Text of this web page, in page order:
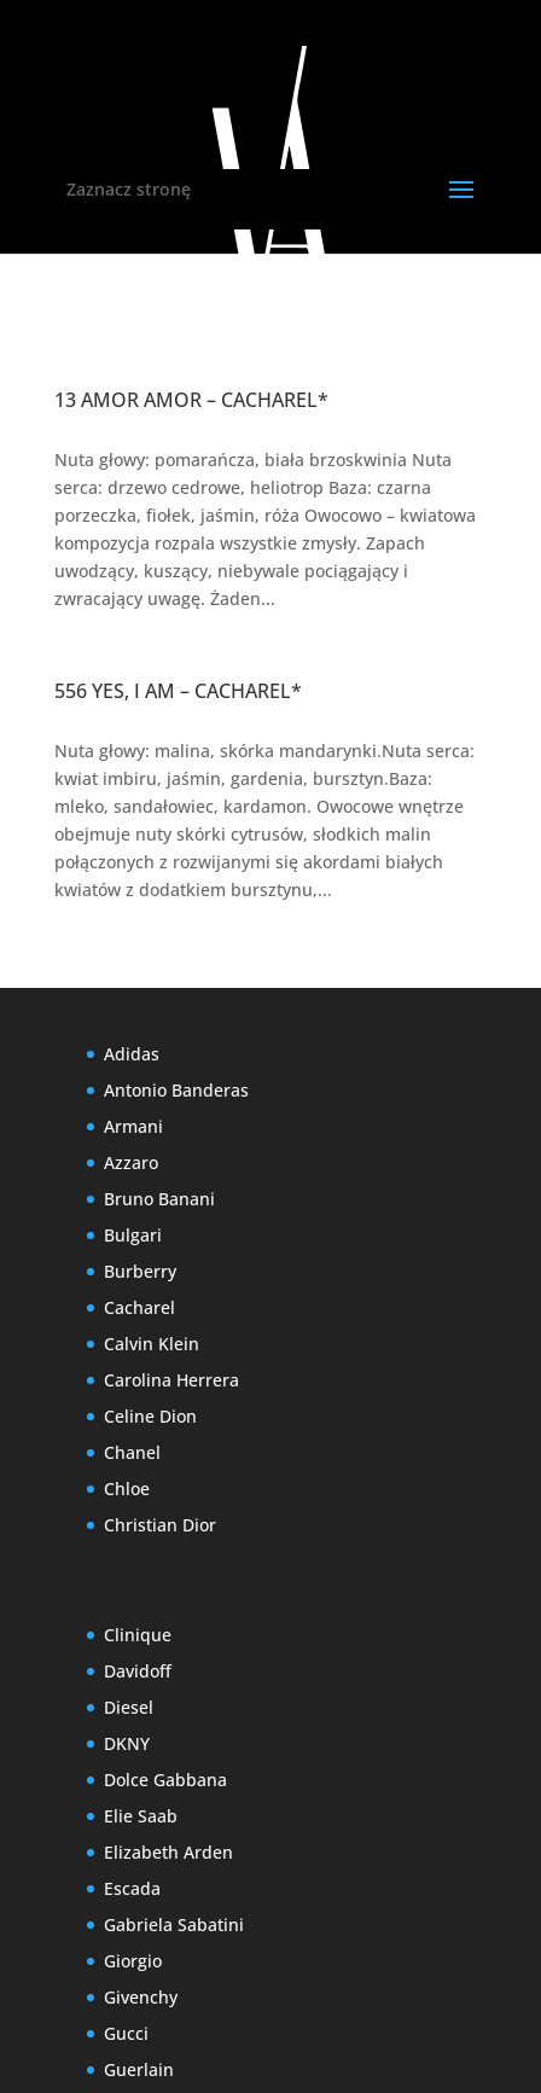
Zaznacz stronę
13 AMOR AMOR – CACHAREL*
Nuta głowy: pomarańcza, biała brzoskwinia Nuta
serca: drzewo cedrowe, heliotrop Baza: czarna
porzeczka, fiołek, jaśmin, róża Owocowo – kwiatowa
kompozycja rozpala wszystkie zmysły. Zapach
uwodzący, kuszący, niebywale pociągający i
zwracający uwagę. Żaden...
556 YES, I AM – CACHAREL*
Nuta głowy: malina, skórka mandarynki.Nuta serca:
kwiat imbiru, jaśmin, gardenia, bursztyn.Baza:
mleko, sandałowiec, kardamon. Owocowe wnętrze
obejmuje nuty skórki cytrusów, słodkich malin
połączonych z rozwijanymi się akordami białych
kwiatów z dodatkiem bursztynu,...
Adidas
Antonio Banderas
Armani
Azzaro
Bruno Banani
Bulgari
Burberry
Cacharel
Calvin Klein
Carolina Herrera
Celine Dion
Chanel
Chloe
Christian Dior
Clinique
Davidoff
Diesel
DKNY
Dolce Gabbana
Elie Saab
Elizabeth Arden
Escada
Gabriela Sabatini
Giorgio
Givenchy
Gucci
Guerlain